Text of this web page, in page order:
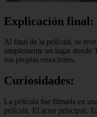
Explicación final:
Al final de la película, se
simplemente un lugar donde
sus propias emociones.
Curiosidades:
La película fue filmada en
película. El actor principal,